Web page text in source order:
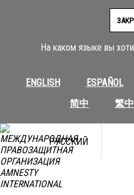
На каком языке вы
ENGLISH ESPAÑOL
简中
繁中
РУССКИЙ